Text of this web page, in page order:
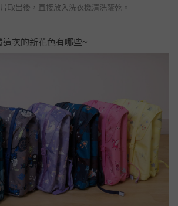
取出後，直接放入洗衣機清洗蔭乾。
次的新花色有哪些~